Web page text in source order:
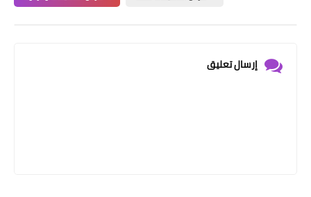
إرسال تعليق